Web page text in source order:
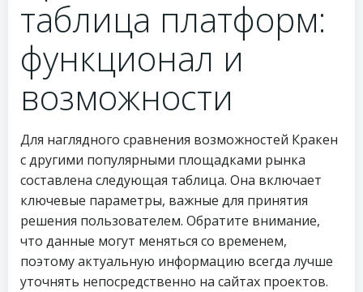
таблица платформ:
функционал и
возможности
Для наглядного сравнения возможностей Кракен
с другими популярными площадками рынка
составлена следующая таблица. Она включает
ключевые параметры, важные для принятия
решения пользователем. Обратите внимание,
что данные могут меняться со временем,
поэтому актуальную информацию всегда лучше
уточнять непосредственно на сайтах проектов.